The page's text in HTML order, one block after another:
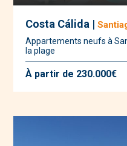
Costa Cálida |
Appartements neufs à
la plage
À partir de 230.000€